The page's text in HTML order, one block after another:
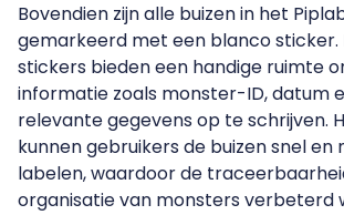
Bovendien zijn alle buizen in het
gemarkeerd met een blanco sticker.
stickers bieden een handige ruimte
informatie zoals monster-ID, datum
relevante gegevens op te schrijven.
kunnen gebruikers de buizen snel en
labelen, waardoor de
organisatie van monsters verbeterd